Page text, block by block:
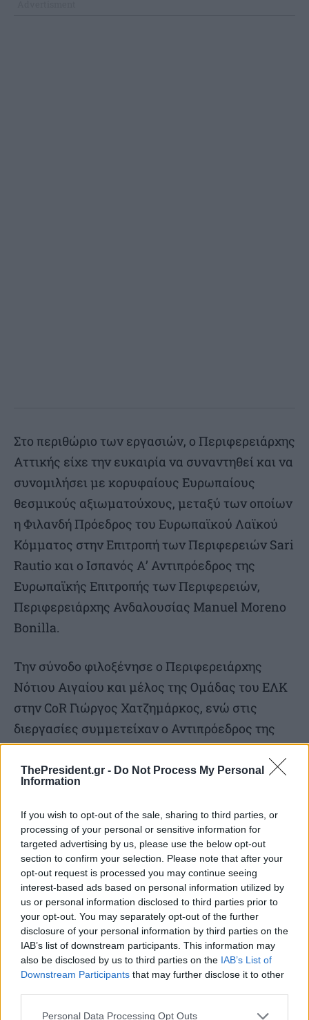
ThePresident.gr - Do Not Process My Personal
Information
If you wish to opt-out of the sale, sharing to third parties, or
processing of your personal or sensitive information for
targeted advertising by us, please use the below opt-out
section to confirm your selection. Please note that after your
opt-out request is processed you may continue seeing
interest-based ads based on personal information utilized by
us or personal information disclosed to third parties prior to
your opt-out. You may separately opt-out of the further
disclosure of your personal information by third parties on the
IAB’s list of downstream participants. This information may
also be disclosed by us to third parties on the IAB’s List of
Downstream Participants that may further disclose it to other
Personal Data Processing Opt Outs
Στο περιθώριο των εργασιών, ο Περιφερειάρχης
Αττικής είχε την ευκαιρία να συναντηθεί και να
συνομιλήσει με κορυφαίους Ευρωπαίους
θεσμικούς αξιωματούχους, μεταξύ των οποίων
η Φιλανδή Πρόεδρος του Ευρωπαϊκού Λαϊκού
Κόμματος στην Επιτροπή των Περιφερειών Sari
Rautio και ο Ισπανός Α’ Αντιπρόεδρος της
Ευρωπαϊκής Επιτροπής των Περιφερειών,
Περιφερειάρχης Ανδαλουσίας Manuel Moreno
Bonilla.
Την σύνοδο φιλοξένησε ο Περιφερειάρχης
Νότιου Αιγαίου και μέλος της Ομάδας του ΕΛΚ
στην CoR Γιώργος Χατζημάρκος, ενώ στις
διεργασίες συμμετείχαν ο Αντιπρόεδρος της
Κυβέρνησης και του Ευρωπαϊκού Λαϊκού
Κόμματος Κωστής Χατζηδάκης, οι
Ευρωβουλευτές της Νέας Δημοκρατίας
Γιώργος Αυτιάς και Φρέντι Μπελέρης, καθώς
και ο Περιφερειάρχης Πελοποννήσου και
τακτικό μέλος της δωδεκαμελούς Ελληνικής
Αντιπροσωπείας της Ευρωπαϊκής Επιτροπής
των Περιφερειών Δημήτρης Πτωχός.
TAGS
Νίκος Χαρδαλιάς
SOURCE
ΑΠΕ-ΜΠΕ